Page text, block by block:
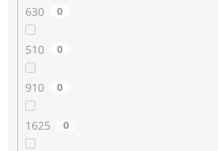
630 0
510 0
910 0
1625 0